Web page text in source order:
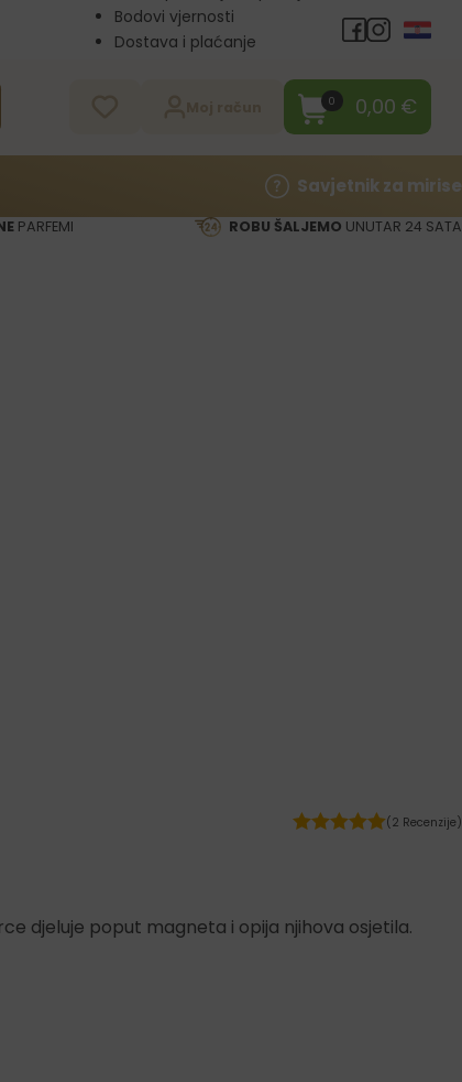
Bodovi vjernosti
Dostava i plaćanje
0 0,00 €
Savjetnik za mirise
PARFEMI ROBU ŠALJEMO UNUTAR 24 SATA
(2 Recenzije)
djeluje poput magneta i opija njihova osjetila.